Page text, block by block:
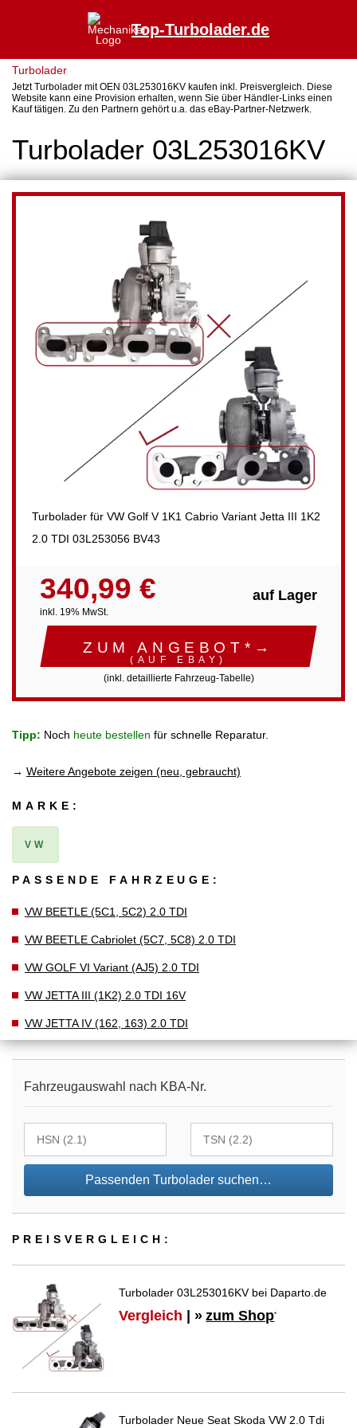
Top-Turbolader.de
Turbolader
Jetzt Turbolader mit OEN 03L253016KV kaufen inkl. Preisvergleich. Diese
Website kann eine Provision erhalten, wenn Sie über Händler-Links einen
Kauf tätigen. Zu den Partnern gehört u.a. das eBay-Partner-Netzwerk.
Turbolader 03L253016KV
Turbolader für VW Golf V 1K1 Cabrio Variant Jetta III 1K2
2.0 TDI 03L253056 BV43
340,99 €
inkl. 19% MwSt.
auf Lager
ZUM ANGEBOT*→
(AUF EBAY)
(inkl. detaillierte Fahrzeug-Tabelle)
Tipp: Noch heute bestellen für schnelle Reparatur.
→ Weitere Angebote zeigen (neu, gebraucht)
MARKE:
VW
PASSENDE FAHRZEUGE:
VW BEETLE (5C1, 5C2) 2.0 TDI
VW BEETLE Cabriolet (5C7, 5C8) 2.0 TDI
VW GOLF VI Variant (AJ5) 2.0 TDI
VW JETTA III (1K2) 2.0 TDI 16V
VW JETTA IV (162, 163) 2.0 TDI
Fahrzeugauswahl nach KBA-Nr.
Passenden Turbolader suchen…
PREIS­VER­GLEICH:
Turbolader 03L253016KV bei Daparto.de
Vergleich | » zum Shop*
Turbolader Neue Seat Skoda VW 2.0 Tdi